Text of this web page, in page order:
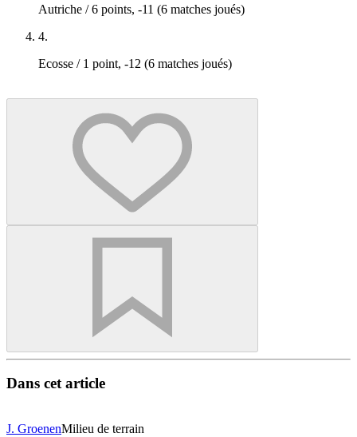
Autriche / 6 points, -11 (6 matches joués)
4.
Ecosse / 1 point, -12 (6 matches joués)
Dans cet article
J. GroenenMilieu de terrain